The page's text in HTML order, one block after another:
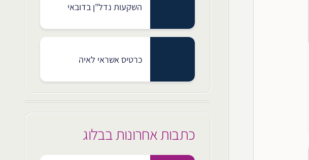
השקעות נדל"ן בדובאי
כרטיס אשראי לאיה
כתבות אחרונות בבלוג